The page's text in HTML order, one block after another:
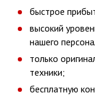
быстрое
высокий
нашего
только
техники;
бесплатную